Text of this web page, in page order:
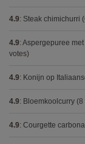
4.9: Steak chimichurri
4.9: Aspergepuree
votes)
4.9: Konijn op
4.9: Bloemkoolcurry (8
4.9: Courgette